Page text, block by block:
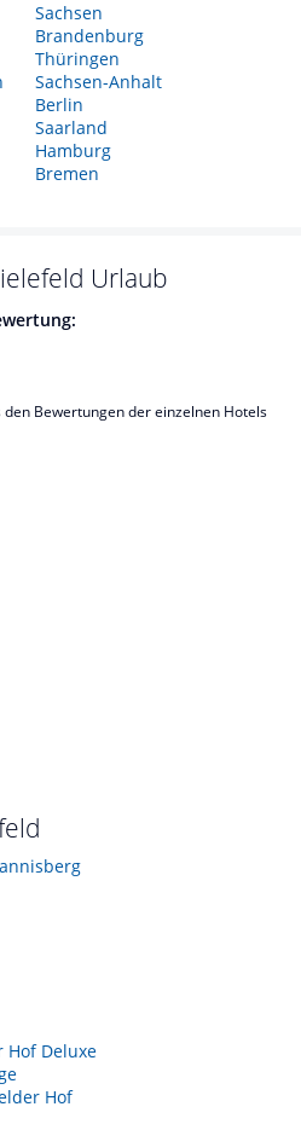
Sachsen
Brandenburg
Thüringen
Sachsen-Anhalt
Berlin
Saarland
Hamburg
Bremen
Urlaub
Bewertungen der einzelnen Hotels
Hof Deluxe
Hof